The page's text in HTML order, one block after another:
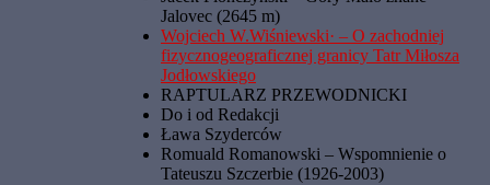
Jalovec (2645 m)
Wojciech W.Wiśniewski· – O zachodniej
fizycznogeograficznej granicy Tatr Miłosza
Jodłowskiego
RAPTULARZ PRZEWODNICKI
Do i od Redakcji
Ława Szyderców
Romuald Romanowski – Wspomnienie o
Tateuszu Szczerbie (1926-2003)